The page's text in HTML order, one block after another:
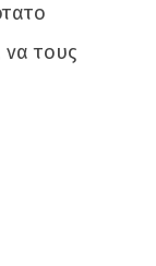
να τους